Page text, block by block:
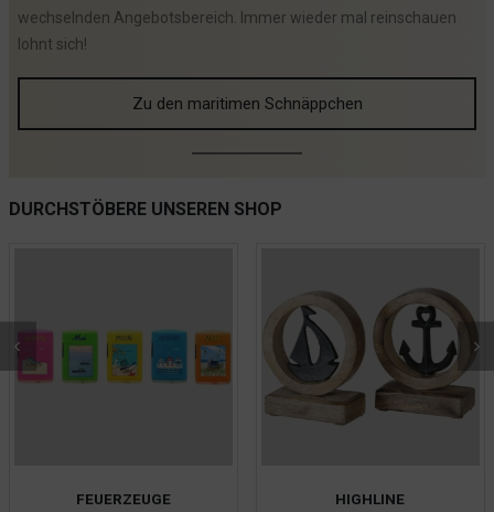
wechselnden Angebotsbereich. Immer wieder mal reinschauen
lohnt sich!
Zu den maritimen Schnäppchen
DURCHSTÖBERE UNSEREN SHOP
HIGHLINE KINDER